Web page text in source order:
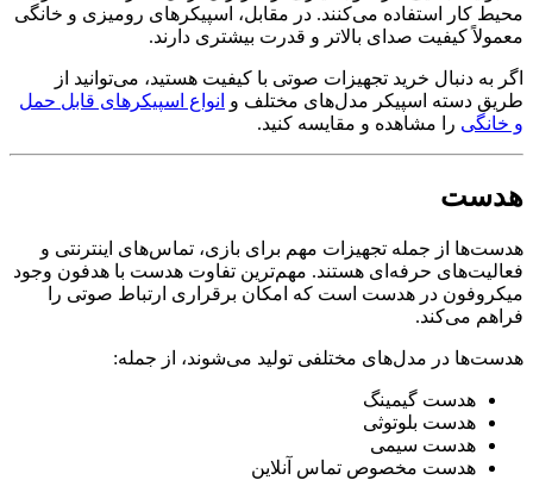
محیط کار استفاده می‌کنند. در مقابل، اسپیکرهای رومیزی و خانگی
معمولاً کیفیت صدای بالاتر و قدرت بیشتری دارند.
اگر به دنبال خرید تجهیزات صوتی با کیفیت هستید، می‌توانید از
طریق دسته اسپیکر مدل‌های مختلف و انواع اسپیکرهای قابل حمل
و خانگی را مشاهده و مقایسه کنید.
هدست
هدست‌ها از جمله تجهیزات مهم برای بازی، تماس‌های اینترنتی و
فعالیت‌های حرفه‌ای هستند. مهم‌ترین تفاوت هدست با هدفون وجود
میکروفون در هدست است که امکان برقراری ارتباط صوتی را
فراهم می‌کند.
هدست‌ها در مدل‌های مختلفی تولید می‌شوند، از جمله:
هدست گیمینگ
هدست بلوتوثی
هدست سیمی
هدست مخصوص تماس آنلاین